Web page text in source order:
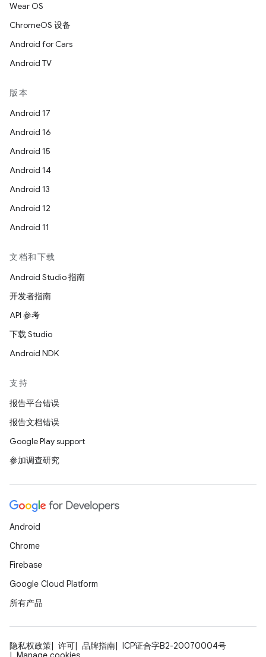
Wear OS
ChromeOS 设备
Android for Cars
Android TV
版本
Android 17
Android 16
Android 15
Android 14
Android 13
Android 12
Android 11
文档和下载
Android Studio 指南
开发者指南
API 参考
下载 Studio
Android NDK
支持
报告平台错误
报告文档错误
Google Play support
参加调查研究
Android
Chrome
Firebase
Google Cloud Platform
所有产品
隐私权政策 许可 品牌指南
ICP证合字B2-20070004号